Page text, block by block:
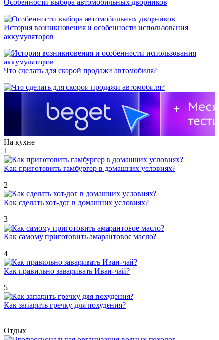
Особенности выбора автомобильных дворников
История возникновения и особенности использования
аккумуляторов
Что сделать для скорой продажи автомобиля?
На кухне
1
Как приготовить гамбургер в домашних условиях?
2
Как сделать хот-дог в домашних условиях?
3
Как самому приготовить амарантовое масло?
4
Как правильно заваривать Иван-чай?
5
Как запарить гречку для похудения?
Отдых